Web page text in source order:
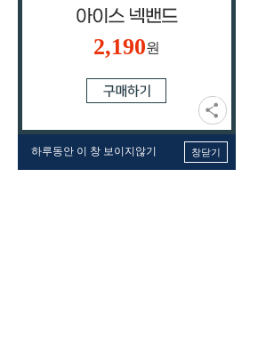
2,190원
하루동안 이 창 보이지않기 창닫기